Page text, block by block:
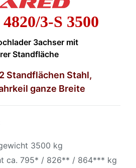
3-S 3500
3achser mit
Standfläche
Standflächen Stahl,
ganze Breite
3500 kg
ca. 795* / 826** / 864*** kg